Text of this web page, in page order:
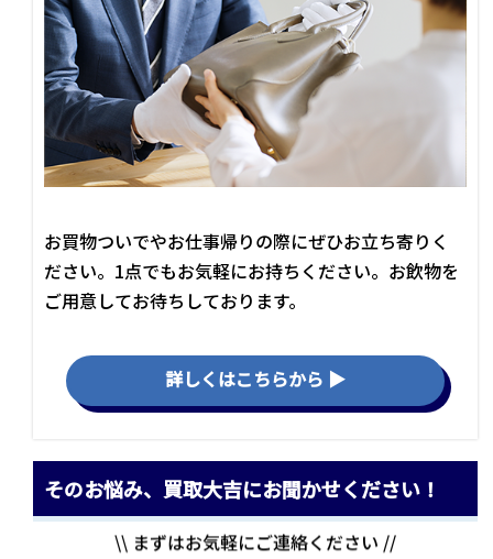
お買物ついでやお仕事帰りの際にぜひお立ち寄りく
ださい。1点でもお気軽にお持ちください。お飲物を
ご用意してお待ちしております。
詳しくはこちらから ▶
そのお悩み、買取大吉にお聞かせください！
\\ まずはお気軽にご連絡ください //